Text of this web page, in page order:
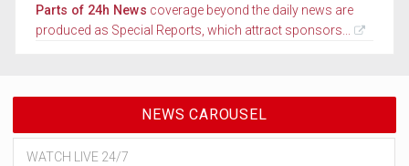
Parts of 24h News coverage beyond the daily news are
produced as Special Reports, which attract sponsors...
NEWS CAROUSEL
WATCH LIVE 24/7